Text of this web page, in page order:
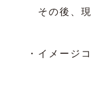
その後、現
・イメージ